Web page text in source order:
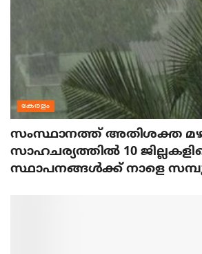
കേരളം
സംസ്ഥാനത്ത് അതിശക്ത
സാഹചര്യത്തിൽ 10
സ്ഥാപനങ്ങൾക്ക് നാളെ